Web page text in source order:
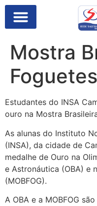
Mostra
Estudantes do INSA
ouro na Mostra
As alunas do Instituto
(INSA), da cidade de
medalhe de Ouro na
e Astronáutica (OBA) e
(MOBFOG).
A OBA e a MOBFOG